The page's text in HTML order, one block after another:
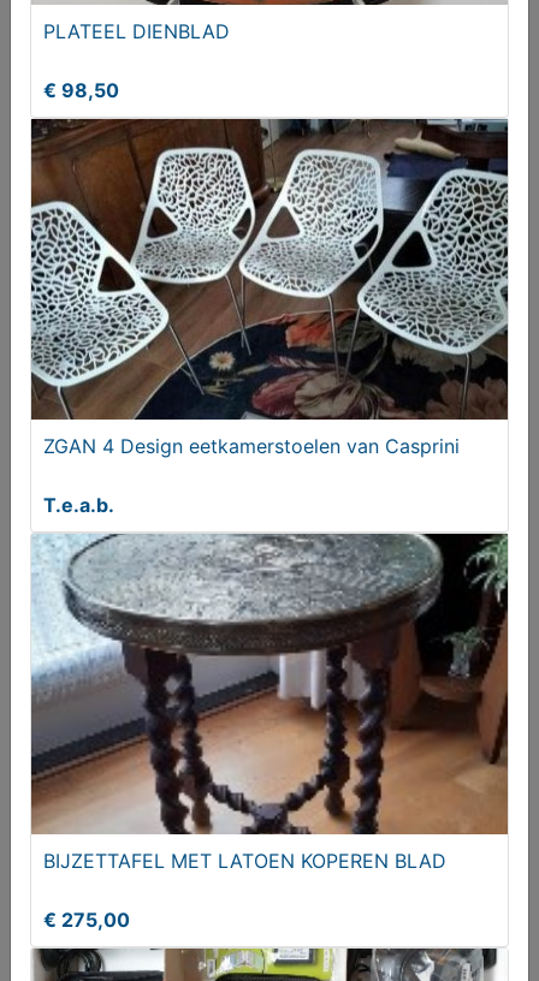
Degelijke CD DVD opbergmappen voor maar liefst
4x 304 disks
€ 99,00
Zware glazen/kristallen wijnkaraf met stop
€ 69,50
PLATEEL DIENBLAD
€ 98,50
ZGAN 4 Design eetkamerstoelen van Casprini
T.e.a.b.
BIJZETTAFEL MET LATOEN KOPEREN BLAD
€ 275,00